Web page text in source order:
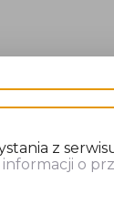
z
informacji o